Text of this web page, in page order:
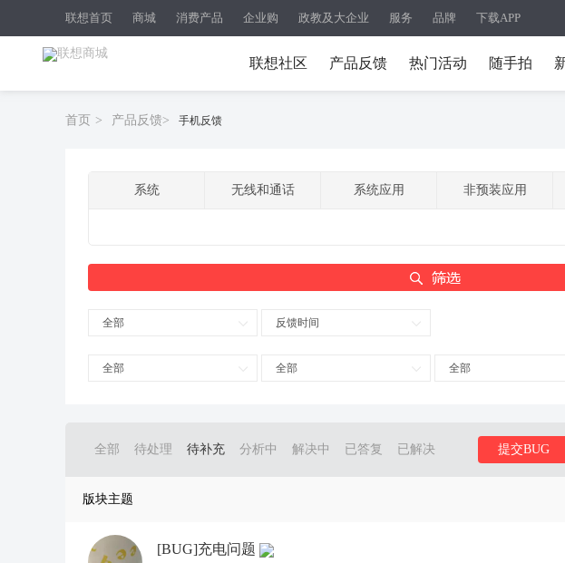
联想首页 商城 消费产品 企业购 政教及大企业 服务 品牌 下载APP
联想社区 产品反馈 热门活动 随手拍
首页 > 产品反馈> 手机反馈
系统 无线和通话 系统应用 非预装应用
全部 反馈时间
全部 全部 全部
全部 待处理 待补充 分析中 解决中 已答复 已解决 提交BUG
版块主题
[BUG]充电问题